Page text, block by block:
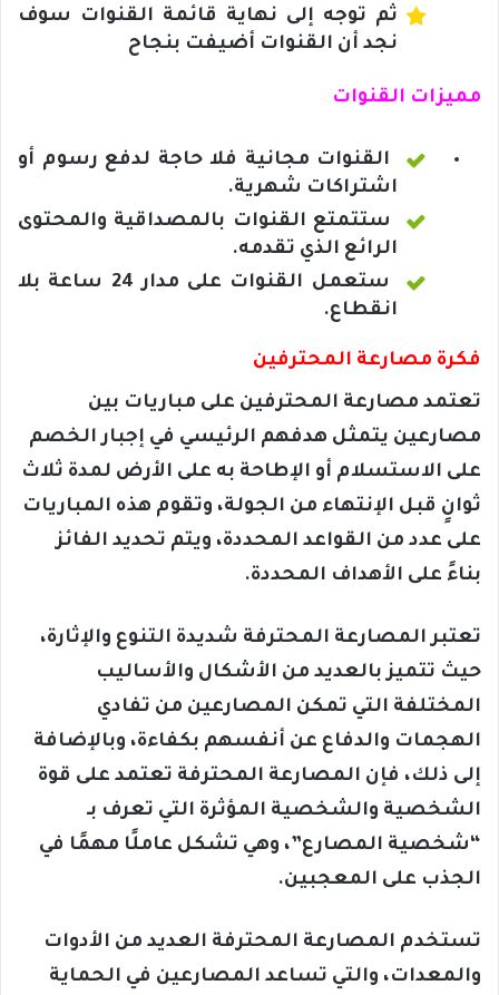
ثم توجه إلى نهاية قائمة القنوات سوف
نجد أن القنوات أضيفت بنجاح
مميزات القنوات
القنوات مجانية فلا حاجة لدفع رسوم أو
اشتراكات شهرية.
ستتمتع القنوات بالمصداقية والمحتوى
الرائع الذي تقدمه.
ستعمل القنوات على مدار 24 ساعة بلا
انقطاع.
فكرة مصارعة المحترفين
تعتمد مصارعة المحترفين على مباريات بين
مصارعين يتمثل هدفهم الرئيسي في إجبار الخصم
على الاستسلام أو الإطاحة به على الأرض لمدة ثلاث
ثوانٍ قبل الإنتهاء من الجولة، وتقوم هذه المباريات
على عدد من القواعد المحددة، ويتم تحديد الفائز
بناءً على الأهداف المحددة.
تعتبر المصارعة المحترفة شديدة التنوع والإثارة،
حيث تتميز بالعديد من الأشكال والأساليب
المختلفة التي تمكن المصارعين من تفادي
الهجمات والدفاع عن أنفسهم بكفاءة، وبالإضافة
إلى ذلك، فإن المصارعة المحترفة تعتمد على قوة
الشخصية والشخصية المؤثرة التي تعرف بـ
“شخصية المصارع”، وهي تشكل عاملًا مهمًا في
الجذب على المعجبين.
تستخدم المصارعة المحترفة العديد من الأدوات
والمعدات، والتي تساعد المصارعين في الحماية